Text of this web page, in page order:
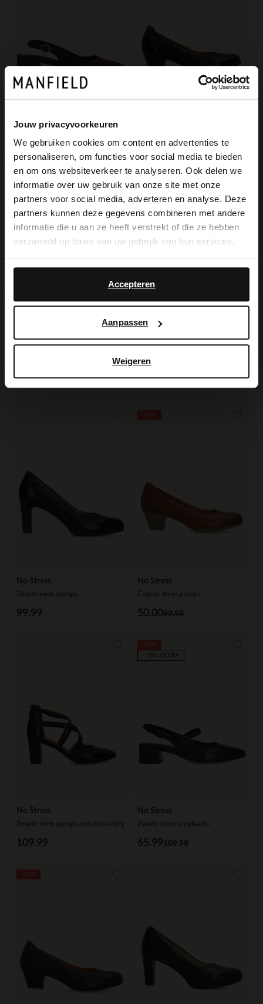
Jouw privacyvoorkeuren
We gebruiken cookies om content en advertenties te
personaliseren, om functies voor social media te bieden
en om ons websiteverkeer te analyseren. Ook delen we
informatie over uw gebruik van onze site met onze
partners voor social media, adverteren en analyse. Deze
partners kunnen deze gegevens combineren met andere
informatie die u aan ze heeft verstrekt of die ze hebben
verzameld op basis van uw gebruik van hun services.
Accepteren
Aanpassen
Weigeren
No Stress
109.99 99.98
50.00
Zwarte suède pumps
-40%
-10% EXTRA
No Stress
Zwarte leren pumps
99.99
No Stress
Cognac leren pumps
99.98
50.00
No Stress
Zwarte leren pumps met ritssluiting
109.99
No Stress
Zwarte leren slingbacks
109.98
65.99
-10% EXTRA
×
View this website in English?
It looks like your language isn't Dutch. Would
you like to switch to English?
English